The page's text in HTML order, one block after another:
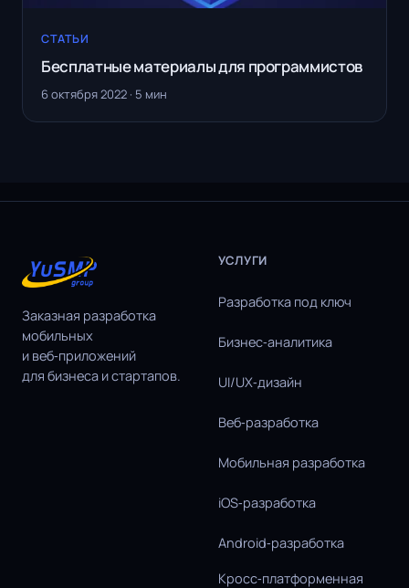
СТАТЬИ
Бесплатные материалы для программистов
6 октября 2022 · 5 мин
Заказная разработка
мобильных
и веб‑приложений
для бизнеса и стартапов.
УСЛУГИ
Разработка под ключ
Бизнес‑аналитика
UI/UX‑дизайн
Веб‑разработка
Мобильная разработка
iOS‑разработка
Android‑разработка
Кросс‑платформенная